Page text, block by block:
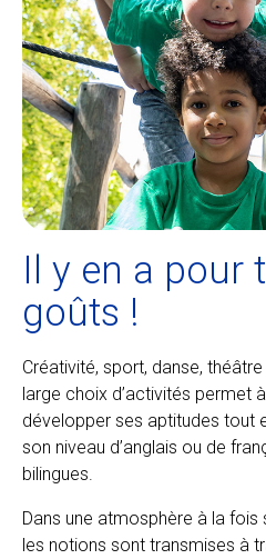
Il y en a pour
goûts !
Créativité, sport, danse,
large choix d’activités permet
développer ses aptitudes tout
son niveau d’anglais ou de
bilingues.
Dans une atmosphère à la
les notions sont transmises à